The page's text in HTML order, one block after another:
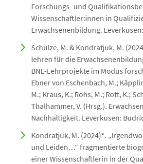
Forschungs- und
Wissenschaftler:innen in
Erwachsenenbildung.
Schulze, M. & Kondratjuk, M.
lehren für die
BNE-Lehrprojekte im Modus
Ebner von Eschenbach, M.;
M.; Kraus, K.; Rohs, M.; Rott, K.;
Thalhammer, V. (Hrsg.).
Nachhaltigkeit. Leverkusen:
Kondratjuk, M. (2024)*.
und Leiden…“ fragmentierte
einer Wissenschaftlerin in der